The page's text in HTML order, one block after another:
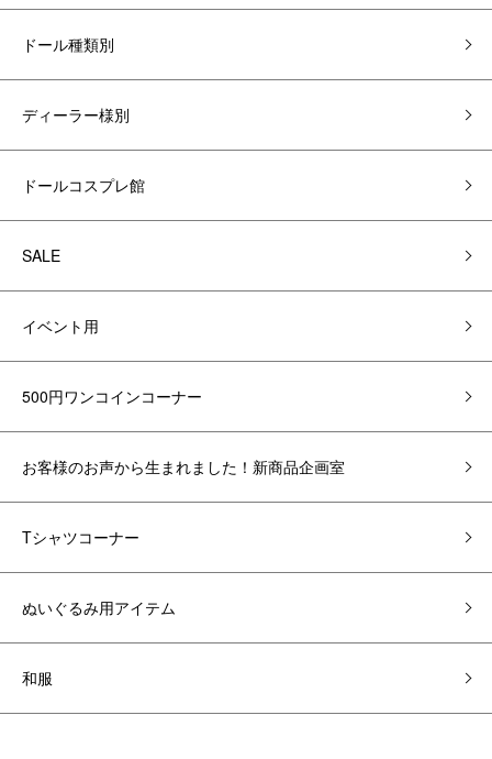
ドール種類別
ディーラー様別
ドールコスプレ館
SALE
イベント用
500円ワンコインコーナー
お客様のお声から生まれました！新商品企画室
Tシャツコーナー
ぬいぐるみ用アイテム
和服